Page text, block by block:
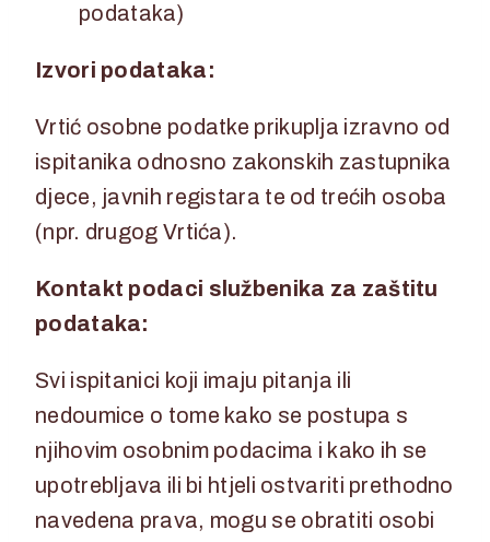
podataka)
Izvori podataka:
Vrtić osobne podatke prikuplja izravno od
ispitanika odnosno zakonskih zastupnika
djece, javnih registara te od trećih osoba
(npr. drugog Vrtića).
Kontakt podaci službenika za zaštitu
podataka:
Svi ispitanici koji imaju pitanja ili
nedoumice o tome kako se postupa s
njihovim osobnim podacima i kako ih se
upotrebljava ili bi htjeli ostvariti prethodno
navedena prava, mogu se obratiti osobi